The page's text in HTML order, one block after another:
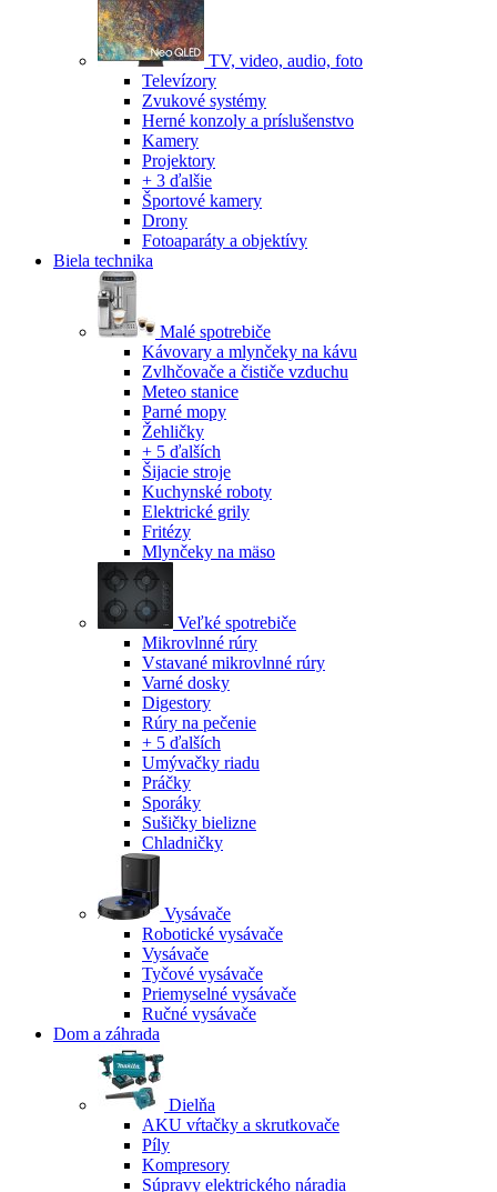
TV, video, audio, foto
Televízory
Zvukové systémy
Herné konzoly a príslušenstvo
Kamery
Projektory
+ 3 ďalšie
Športové kamery
Drony
Fotoaparáty a objektívy
Biela technika
Malé spotrebiče
Kávovary a mlynčeky na kávu
Zvlhčovače a čističe vzduchu
Meteo stanice
Parné mopy
Žehličky
+ 5 ďalších
Šijacie stroje
Kuchynské roboty
Elektrické grily
Fritézy
Mlynčeky na mäso
Veľké spotrebiče
Mikrovlnné rúry
Vstavané mikrovlnné rúry
Varné dosky
Digestory
Rúry na pečenie
+ 5 ďalších
Umývačky riadu
Práčky
Sporáky
Sušičky bielizne
Chladničky
Vysávače
Robotické vysávače
Vysávače
Tyčové vysávače
Priemyselné vysávače
Ručné vysávače
Dom a záhrada
Dielňa
AKU vŕtačky a skrutkovače
Píly
Kompresory
Súpravy elektrického náradia